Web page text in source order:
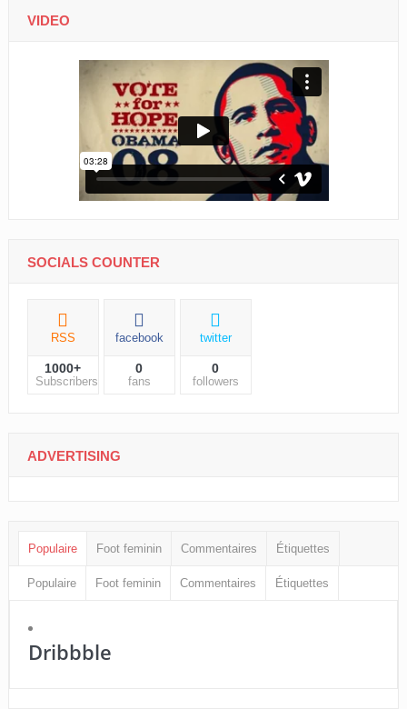
VIDEO
SOCIALS COUNTER
RSS
1000+
Subscribers
facebook
0
fans
twitter
0
followers
ADVERTISING
Populaire Foot feminin Commentaires Étiquettes
Populaire Foot feminin Commentaires Étiquettes
Dribbble